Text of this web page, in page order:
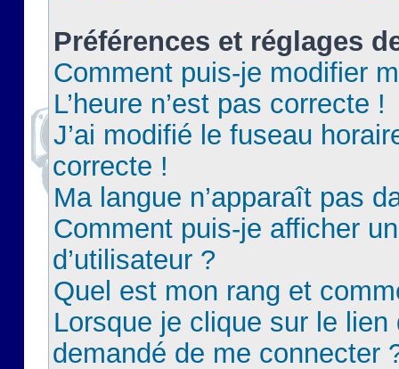
Préférences et réglages
Comment puis-je modifier
L’heure n’est pas correcte !
J’ai modifié le fuseau
correcte !
Ma langue n’apparaît pas
Comment puis-je afficher
d’utilisateur ?
Quel est mon rang et
Lorsque je clique sur le lien
demandé de me connecter